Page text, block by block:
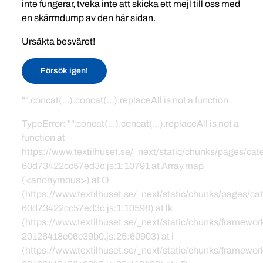
inte fungerar, tveka inte attskicka ett mejl till oss med
en skärmdump av den här sidan.
Ursäkta besväret!
Försök igen!
"".concat(...).concat(...).replaceAll is not a function
TypeError: "".concat(...).concat(...).replaceAll is not a
function at
https://www.textilhuset.se/_next/static/chunks/pages/
60d73422cc57ed3c.js:1:10791 at Array.map
(<anonymous>) at O
(https://www.textilhuset.se/_next/static/chunks/pages/
60d73422cc57ed3c.js:1:10598) at lk
(https://www.textilhuset.se/_next/static/chunks/
20126418c06c39b0.js:25:60903) at i
(https://www.textilhuset.se/_next/static/chunks/